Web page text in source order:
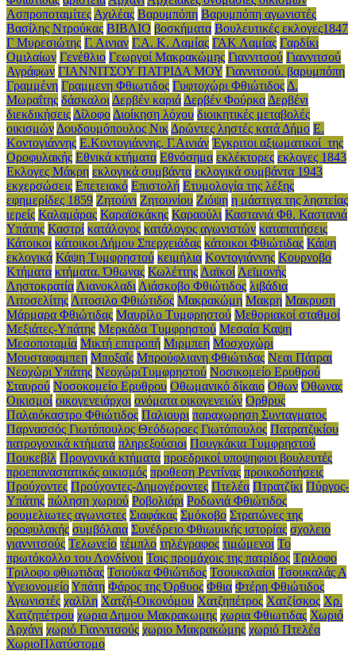
Ασπροποταμίτες Αχιλέας Βαρυμπόπη Βαρυμπόπη αγωνιστές
Βασίλης Ντρούκας ΒΙΒΛΙΟ βοσκήματα Βουλευτικές εκλογες1847
Γ Μυρεσιώτης Γ. Αινιαν Γ.Α. Κ. Λαμίας ΓΑΚ Λαμίας Γαρδίκι
Ομιλαίων Γενέθλιο Γεωργοί Μακρακώμης Γιαννιτσού Γιαννιτσού
Αγράφων ΓΙΑΝΝΙΤΣΟΥ ΠΑΤΡΙΔΑ ΜΟΥ Γιαννιτσού. βαρυμπόπη
Γραμμένη Γραμμενη Φθιωτιδος Γυφτοχώρι Φθιώτιδος Δ.
Μωραΐτης δάσκαλοι Δερβέν καριά Δερβέν Φούρκα Δερβένι
διεκδικήσεις Δίλοφο Διοίκηση λόχου διοικητικές μεταβολές
οικισμών Δουδουμόπουλος Νικ Δρώντες ληστές κατά Δήμο Ε.
Κοντογιάννης Ε.Κοντογιάννης. Γ.Αινιάν Έγκριτοι αξιωματικοί της
Οροφυλακής Εθνικά κτήματα Εθνόσημα εκλέκτορες εκλογες 1843
Εκλογες Μάκρη εκλογικά συμβάντα εκλογικά συμβάντα 1943
εκχερσώσεις Επετειακό Επιστολή Ετυμολογία της λέξης
εφημερίδες 1859 Ζητούνι Ζητουνίου Ζιόψη η μάστιγα της ληστείας
ιερείς Καλαμάρας Καραϊσκάκης Καραούλι Καστανιά Φθ. Καστανιά
Υπάτης Καστρί κατάλογος κατάλογος αγωνιστών καταπατήσεις
Κάτοικοι κάτοικοι Δήμου Σπερχειάδας κάτοικοι Φθιώτιδας Κάψη
εκλογικά Κάψη Τυμφρηστού κειμήλια Κοντογιάννης Κουρνοβο
Κτήματα κτήματα. Όθωνας Κωλέττης Λαϊκοί Λεϊμονής
Ληστοκρατία Λιανoκλαδι Λιάσκοβο Φθιώτιδος λιβάδια
Λιτοσελίτης Λιτοσιλο Φθιώτιδος Μακρακώμη Μακρη Μακρυση
Μάρμαρα Φθιώτιδας Μαυρίλο Τυμφρηστού Μεθοριακοί σταθμοί
Μεξιάτες-Υπάτης Μερκάδα Τυμφρηστού Μεσαία Καψη
Μεσοποταμία Μικτή επιτροπή Μιρμπεη Μοσχοχώρι
Μουσταφαμπεη Μποξαΐς Μπρούφλιανη Φθιώτιδας Νεαι Πάτραι
Νεοχώρι Υπάτης ΝεοχώριΤυμφρηστού Νοσικομείο Ερυθρού
Σταυρού Νοσοκομείο Ερυθρου Οθωμανικό δίκαιο Οθων Όθωνας
Οικισμοί οικογενειάρχοι ονόματα οικογενειών Ορθρυς
Παλαιόκαστρο Φθιώτιδος Παλιουρι παραχωρηση Συνταγματος
Παρνασσός Γιωτόπουλος Θεόδωροες Γιωτόπουλος Πατρατζικίου
πατρογονικά κτήματα πληρεξούσιοι Πουγκάκια Τυμφρηστού
Πουκεβίλ Προγονικά κτήματα προεδρικοί υποψηφιοι βουλευτές
προεπαναστατικός οικισμός προθεση Ρεντίνας προικοδοτήσεις
Προύχοντες Προύχοντες-Δημογέροντες Πτελέα Πτρατζίκι Πύργος-
Υπάτης πώληση χωριού Ροβολιάρι Ροδωνιά Φθιώτιδος
ρουμελιωτες αγωνιστες Σιαφάκας Σμόκοβο Στρατώνες της
οροφυλακής συμβόλαια Συνέδρειο Φθιωυικής ιστορίας σχολειο
γιαννιτσούς Τελωνείο τέμπλο τηλέγραφος τιμώμενοι Το
πρωτόκολλο του Λονδίνου Τοις προμάχοις της πατρίδος Τριλοφο
Τριλοφο φθιωτιδας Τσιούκα Φθιώτιδος Τσουκαλαίοι Τσουκαλάς Α
ΥγειονομείοΥπάτη Φάρος της Όρθυος Φθια Φτέρη Φθιώτιδος
Αγωνιστές χαλίλη Χατζή-Οικονόμου Χατζηπέτρος Χατζίσκος Χρ.
Χατζηπέτρου χωρια Δημου Μακρακωμης χωρια Φθιωτιδας Χωριό
Αρχάνι χωριό Γιαννιτσούς χωριο Μακρακώμης χωριό Πτελέα
ΧωριοΠλατύστομο